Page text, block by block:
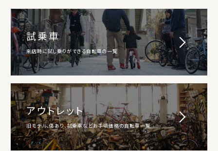
試乗車
来店時に試し乗りができる自転車の一覧
アウトレット
旧モデル、傷あり、試乗車などお手頃価格の自転車一覧